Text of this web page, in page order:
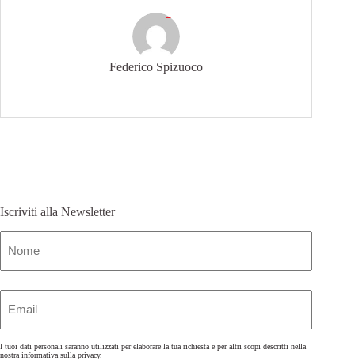
Federico Spizuoco
Iscriviti alla Newsletter
I tuoi dati personali saranno utilizzati per elaborare la tua richiesta e per altri scopi descritti nella
nostra informativa sulla privacy.